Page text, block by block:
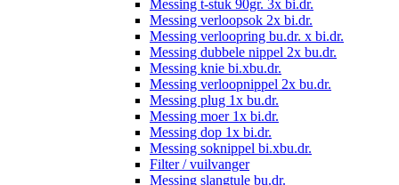
Messing t-stuk 90gr. 3x bi.dr.
Messing verloopsok 2x bi.dr.
Messing verloopring bu.dr. x bi.dr.
Messing dubbele nippel 2x bu.dr.
Messing knie bi.xbu.dr.
Messing verloopnippel 2x bu.dr.
Messing plug 1x bu.dr.
Messing moer 1x bi.dr.
Messing dop 1x bi.dr.
Messing soknippel bi.xbu.dr.
Filter / vuilvanger
Messing slangtule bu.dr.